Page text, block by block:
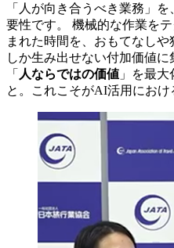
「人が向き合うべき業務」
要性です。 機械的な作業を
まれた時間を、おもてなし
しか生み出せない付加価値
「 人ならではの価値 」を最
と。これこそがAI活用におけ